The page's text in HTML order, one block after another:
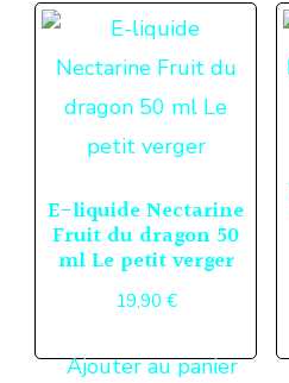
E-liquide Nectarine
Fruit du dragon 50
ml Le petit verger
19,90 €
Ajouter au panier